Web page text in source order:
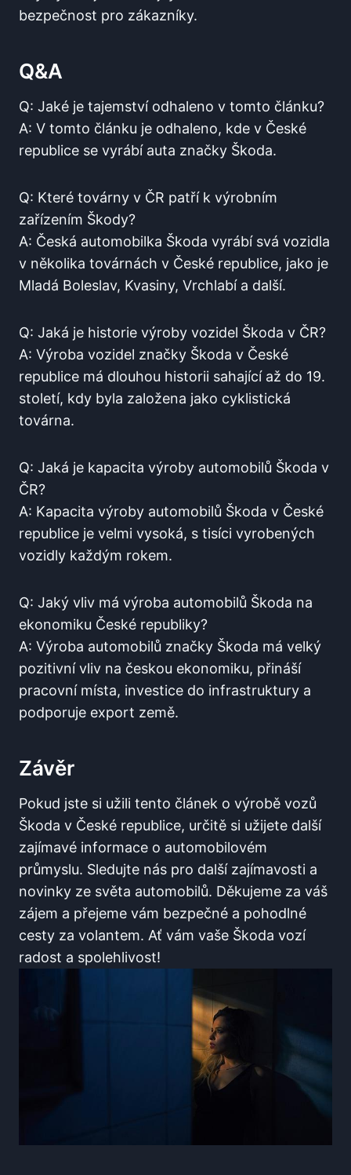
bezpečnost pro zákazníky.
Q&A
Q: Jaké je tajemství odhaleno v tomto článku?
A: V tomto článku je odhaleno, kde v České
republice se vyrábí auta značky Škoda.
Q: Které továrny v ČR patří k výrobním
zařízením Škody?
A: Česká automobilka Škoda vyrábí svá vozidla
v několika továrnách v České republice, jako je
Mladá Boleslav, Kvasiny, Vrchlabí a další.
Q: Jaká je historie výroby vozidel Škoda v ČR?
A: Výroba vozidel značky Škoda v České
republice má dlouhou historii sahající až do 19.
století, kdy byla založena jako cyklistická
továrna.
Q: Jaká je kapacita výroby automobilů Škoda v
ČR?
A: Kapacita výroby automobilů Škoda v České
republice je velmi vysoká, s tisíci vyrobených
vozidly každým rokem.
Q: Jaký vliv má výroba automobilů Škoda na
ekonomiku České republiky?
A: Výroba automobilů značky Škoda má velký
pozitivní vliv na českou ekonomiku, přináší
pracovní místa, investice do infrastruktury a
podporuje export země.
Závěr
Pokud jste si užili tento článek o výrobě vozů
Škoda v České republice, určitě si užijete další
zajímavé informace o automobilovém
průmyslu. Sledujte nás pro další zajímavosti a
novinky ze světa automobilů. Děkujeme za váš
zájem a přejeme vám bezpečné a pohodlné
cesty za volantem. Ať vám vaše Škoda vozí
radost a spolehlivost!